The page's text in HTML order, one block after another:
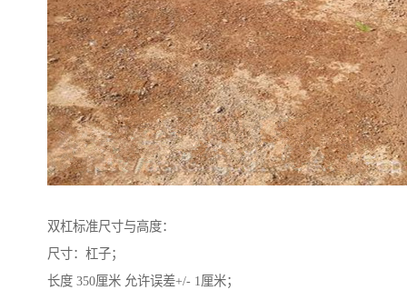
双杠标准尺寸与高度：
尺寸：杠子；
长度 350厘米 允许误差+/- 1厘米；